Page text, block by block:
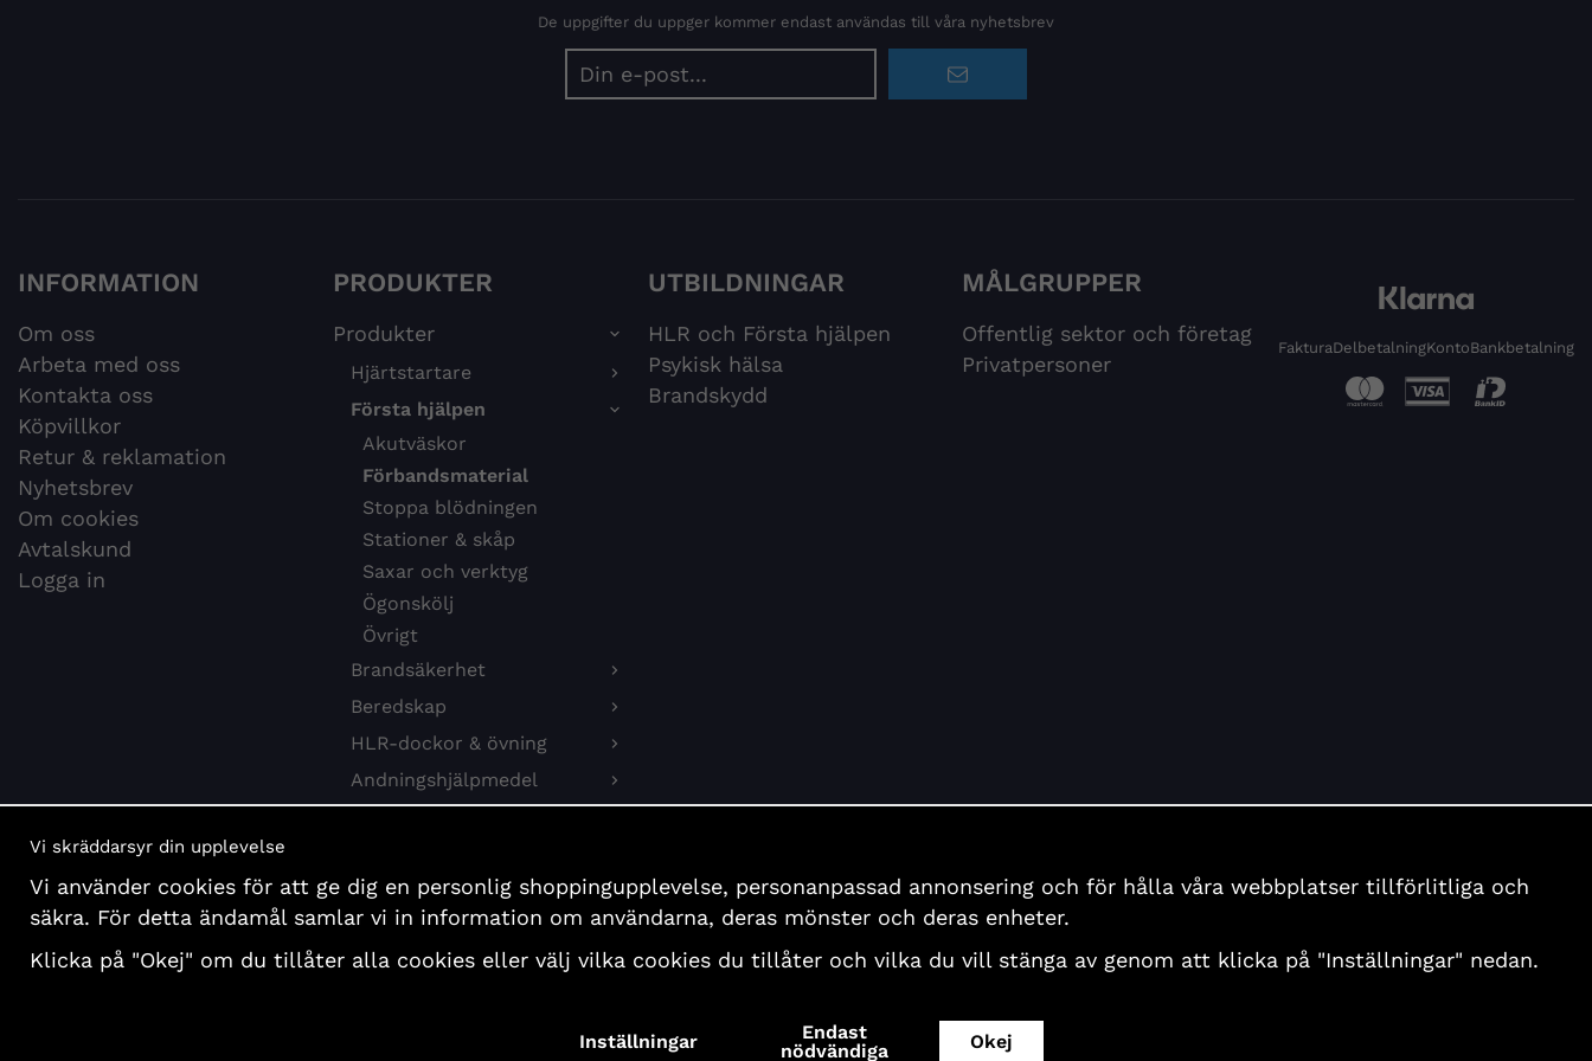
De uppgifter du uppger kommer endast användas till våra nyhetsbrev
postadress
INFORMATION
Om oss
Arbeta med oss
Kontakta oss
Köpvillkor
Retur & reklamation
Nyhetsbrev
Om cookies
Avtalskund
Logga in
PRODUKTER
Produkter
Hjärtstartare
Första hjälpen
Akutväskor
Förbandsmaterial
Stoppa blödningen
Stationer & skåp
Saxar och verktyg
Ögonskölj
Övrigt
Brandsäkerhet
Beredskap
HLR-dockor & övning
Andningshjälpmedel
Böcker och affischer
Presentartiklar
UTBILDNINGAR
HLR och Första hjälpen
Psykisk hälsa
Brandskydd
MÅLGRUPPER
Offentlig sektor och företag
Privatpersoner
FakturaDelbetalningKontoBankbetalning
Copyright© 2026 First Aid Sweden AB, All Rights Reserved
Vi skräddarsyr din upplevelse
Vi använder cookies för att ge dig en personlig shoppingupplevelse, personanpassad annonsering och för hålla våra webbplatser tillförlitliga och
säkra. För detta ändamål samlar vi in information om användarna, deras mönster och deras enheter.
Klicka på "Okej" om du tillåter alla cookies eller välj vilka cookies du tillåter och vilka du vill stänga av genom att klicka på "Inställningar" nedan.
Inställningar
Endast
nödvändiga
Okej